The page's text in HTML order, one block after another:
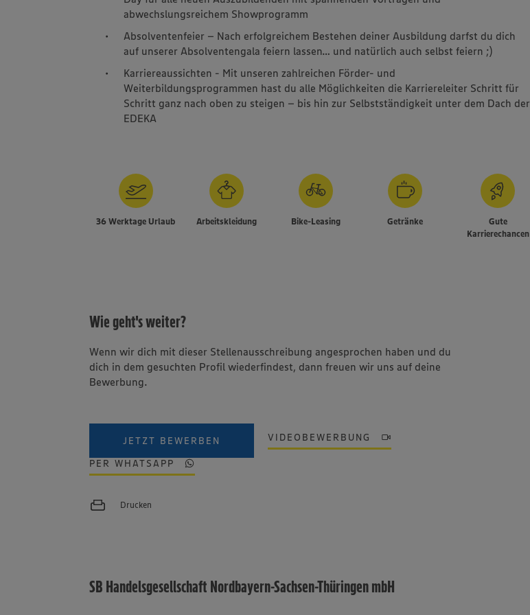
abwechslungsreichem Showprogramm
Absolventenfeier – Nach erfolgreichem Bestehen deiner Ausbildung darfst du dich
auf unserer Absolventengala feiern lassen… und natürlich auch selbst feiern ;)
Karriereaussichten - Mit unseren zahlreichen Förder- und
Weiterbildungsprogrammen hast du alle Möglichkeiten die Karriereleiter Schritt für
Schritt ganz nach oben zu steigen – bis hin zur Selbstständigkeit unter dem Dach der
EDEKA
36 Werktage Urlaub Arbeitskleidung Bike-Leasing Getränke
Gute
Karrierechancen
Wie geht's weiter?
Wenn wir dich mit dieser Stellenausschreibung angesprochen haben und du
dich in dem gesuchten Profil wiederfindest, dann freuen wir uns auf deine
Bewerbung.
JETZT BEWERBEN VIDEOBEWERBUNG
PER WHATSAPP
Drucken
SB Handelsgesellschaft Nordbayern-Sachsen-Thüringen mbH